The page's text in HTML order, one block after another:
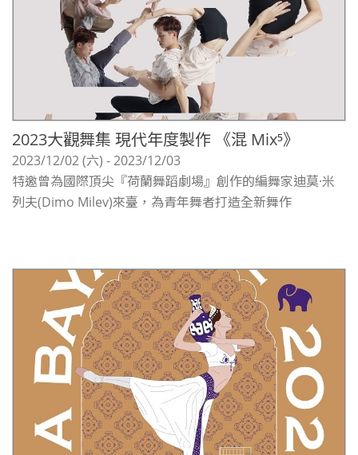
2023大觀舞集 現代年度製作 《混 Mix⁵》
2023/12/02 (六) - 2023/12/03
特邀曾為國際頂尖『荷蘭舞蹈劇場』創作的編舞家迪莫·米
列夫(Dimo Milev)來臺，為青年舞者打造全新舞作